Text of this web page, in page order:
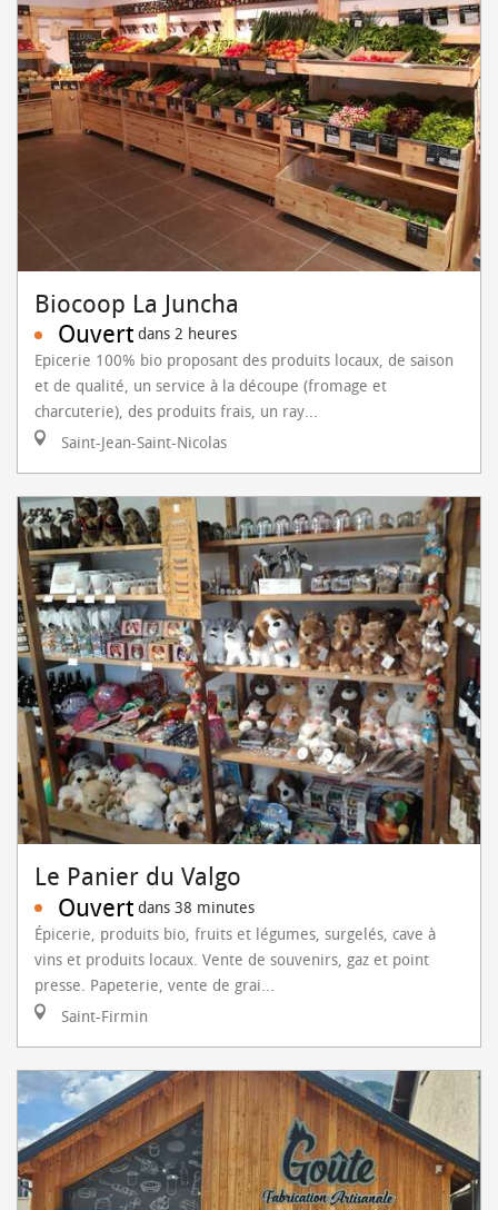
Biocoop La Juncha
Ouvert dans 2 heures
Epicerie 100% bio proposant des produits locaux, de saison
et de qualité, un service à la découpe (fromage et
charcuterie), des produits frais, un ray...
Saint-Jean-Saint-Nicolas
Le Panier du Valgo
Ouvert dans 38 minutes
Épicerie, produits bio, fruits et légumes, surgelés, cave à
vins et produits locaux. Vente de souvenirs, gaz et point
presse. Papeterie, vente de grai...
Saint-Firmin